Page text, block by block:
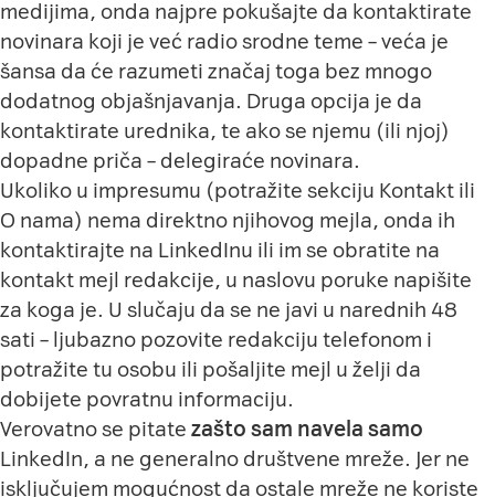
medijima, onda najpre pokušajte da kontaktirate
novinara koji je već radio srodne teme – veća je
šansa da će razumeti značaj toga bez mnogo
dodatnog objašnjavanja. Druga opcija je da
kontaktirate urednika, te ako se njemu (ili njoj)
dopadne priča – delegiraće novinara.
Ukoliko u impresumu (potražite sekciju Kontakt ili
O nama) nema direktno njihovog mejla, onda ih
kontaktirajte na LinkedInu ili im se obratite na
kontakt mejl redakcije, u naslovu poruke napišite
za koga je. U slučaju da se ne javi u narednih 48
sati – ljubazno pozovite redakciju telefonom i
potražite tu osobu ili pošaljite mejl u želji da
dobijete povratnu informaciju.
Verovatno se pitate zašto sam navela samo
LinkedIn, a ne generalno društvene mreže. Jer ne
isključujem mogućnost da ostale mreže ne koriste